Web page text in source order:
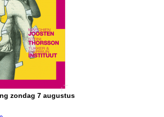
zondag 7 augustus